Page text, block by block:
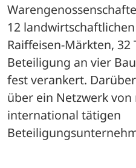
12
Raiffeisen-Märkten,
Beteiligung an vier
fest verankert.
über ein Netzwerk
international tätigen